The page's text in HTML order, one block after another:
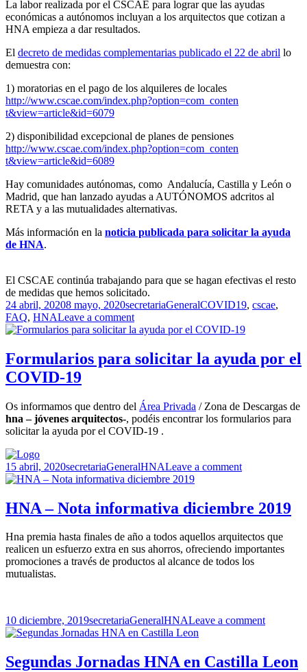
La labor realizada por el CSCAE para lograr que las ayudas
económicas a autónomos incluyan a los arquitectos que cotizan a
HNA empieza a dar resultados.
El decreto de medidas complementarias publicado el 22 de abril lo
demuestra con:
1) moratorias en el pago de los alquileres de locales
http://www.cscae.com/index.php?option=com_conten
t&view=article&id=6079
2) disponibilidad excepcional de planes de pensiones
http://www.cscae.com/index.php?option=com_conten
t&view=article&id=6089
Hay comunidades autónomas, como Andalucía, Castilla y León o
Madrid, que han lanzado ayudas a AUTÓNOMOS adcritos al
RETA y a las mutualidades alternativas.
Más información en la noticia publicada para solicitar la ayuda
de HNA.
El CSCAE continúa trabajando para que se hagan efectivas el resto
de medidas que hemos solicitado.
Publicado
el
24 abril, 20208 mayo, 2020Autor
secretariaCategorías
GeneralEtiquetas
COVID19, cscae,
FAQ, HNALeave a comment
Formularios para solicitar la ayuda por el
COVID-19
Os informamos que dentro del Área Privada / Zona de Descargas de
hna – jóvenes arquitectos-, podéis encontrar los formularios para
solicitar la ayuda por el COVID-19 .
Publicado
el
15 abril, 2020Autor
secretariaCategorías
GeneralEtiquetas
HNALeave a comment
HNA – Nota informativa diciembre 2019
Hna premia hasta finales de año a todos aquellos arquitectos que
realicen un esfuerzo extra en sus ahorros, ofreciendo importantes
promociones a través de productos al alcance de todos los
mutualistas.
Publicado
el
10 diciembre, 2019Autor
secretariaCategorías
GeneralEtiquetas
HNALeave a comment
Segundas Jornadas HNA en Castilla Leon